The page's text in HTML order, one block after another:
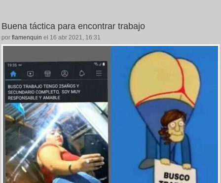
Buena táctica para encontrar trabajo
por flamenquin el 16 abr 2021, 16:31